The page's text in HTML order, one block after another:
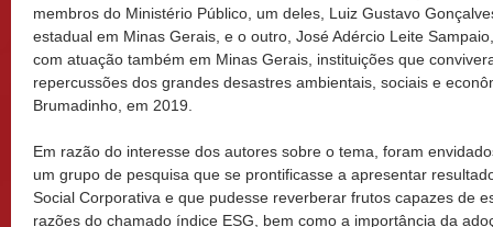
membros do Ministério Público, um deles, Luiz Gustavo
estadual em Minas Gerais, e o outro, José Adércio Leite
com atuação também em Minas Gerais, instituições que
repercussões dos grandes desastres ambientais, sociais e
Brumadinho, em 2019.
Em razão do interesse dos autores sobre o tema, foram
um grupo de pesquisa que se prontificasse a apresentar
Social Corporativa e que pudesse reverberar frutos capazes de
razões do chamado índice ESG , bem como a importância da